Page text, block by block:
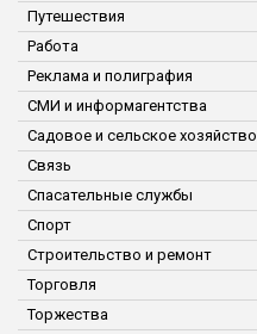
Путешествия
Работа
Реклама и полиграфия
СМИ и информагентства
Садовое и сельское хозяйство
Связь
Спасательные службы
Спорт
Строительство и ремонт
Торговля
Торжества